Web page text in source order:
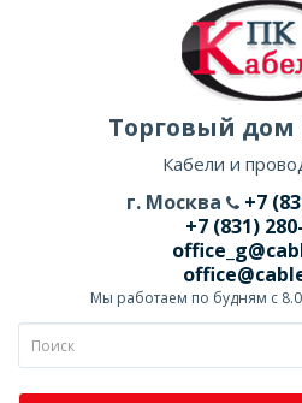
Торговый дом
Кабели и
г. Москва
+7
+7 (831)
Мы работаем по будням с